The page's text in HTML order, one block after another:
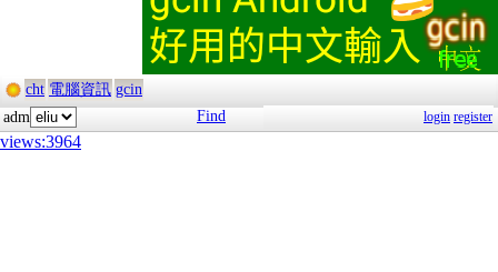
cht 電腦資訊 gcin
adm
Find login register
views:3964